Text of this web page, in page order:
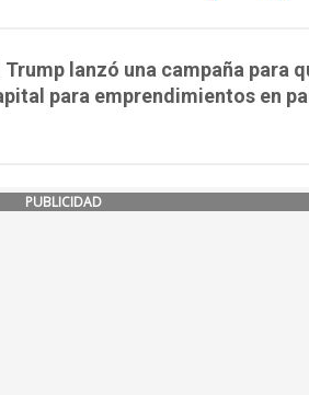
lanzó una campaña para
para emprendimientos en
PUBLICIDAD